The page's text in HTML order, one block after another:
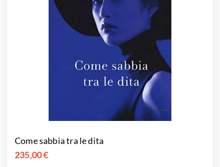
Come sabbia tra le dita
235,00 €